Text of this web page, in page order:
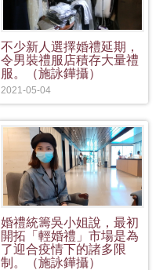
不少新人選擇婚禮延期，
令男裝禮服店積存大量禮
服。（施詠鏵攝）
2021-05-04
婚禮統籌吳小姐說，最初
開拓「輕婚禮」市場是為
了迎合疫情下的諸多限
制。（施詠鏵攝）